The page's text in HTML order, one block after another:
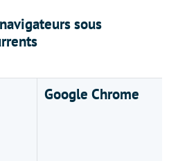
sous
Google Chrome